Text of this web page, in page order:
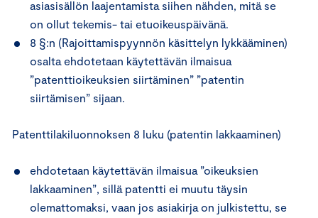
asiasisällön laajentamista siihen nähden, mitä se
on ollut tekemis- tai etuoikeuspäivänä.
8 §:n (Rajoittamispyynnön käsittelyn lykkääminen)
osalta ehdotetaan käytettävän ilmaisua
”patenttioikeuksien siirtäminen” ”patentin
siirtämisen” sijaan.
Patenttilakiluonnoksen 8 luku (patentin lakkaaminen)
ehdotetaan käytettävän ilmaisua ”oikeuksien
lakkaaminen”, sillä patentti ei muutu täysin
olemattomaksi, vaan jos asiakirja on julkistettu, se